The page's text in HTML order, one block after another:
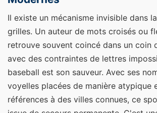
Il existe un mécanisme invisible dans
grilles. Un auteur de mots croisés ou
retrouve souvent coincé dans un coin
avec des contraintes de lettres
baseball est son sauveur. Avec ses
voyelles placées de manière atypique
références à des villes connues, ce